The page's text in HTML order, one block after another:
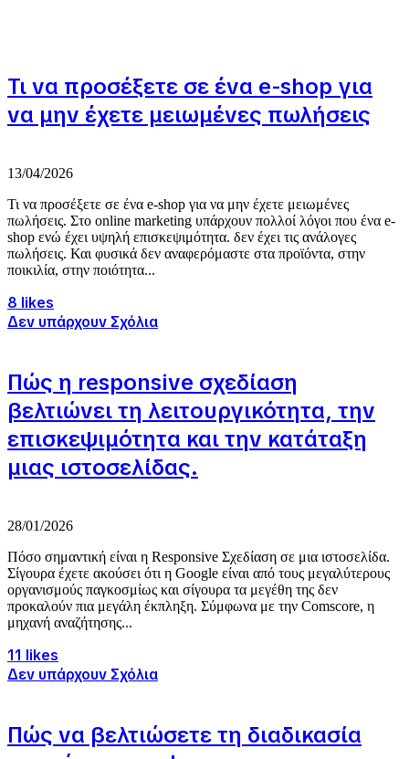
Τι να προσέξετε σε ένα e-shop για
να μην έχετε μειωμένες πωλήσεις
13/04/2026
Τι να προσέξετε σε ένα e-shop για να μην έχετε μειωμένες
πωλήσεις. Στο online marketing υπάρχουν πολλοί λόγοι που ένα e-
shop ενώ έχει υψηλή επισκεψιμότητα. δεν έχει τις ανάλογες
πωλήσεις. Και φυσικά δεν αναφερόμαστε στα προϊόντα, στην
ποικιλία, στην ποιότητα...
8 likes
Δεν υπάρχουν Σχόλια
Πώς η responsive σχεδίαση
βελτιώνει τη λειτουργικότητα, την
επισκεψιμότητα και την κατάταξη
μιας ιστοσελίδας.
28/01/2026
Πόσο σημαντική είναι η Responsive Σχεδίαση σε μια ιστοσελίδα.
Σίγουρα έχετε ακούσει ότι η Google είναι από τους μεγαλύτερους
οργανισμούς παγκοσμίως και σίγουρα τα μεγέθη της δεν
προκαλούν πια μεγάλη έκπληξη. Σύμφωνα με την Comscore, η
μηχανή αναζήτησης...
11 likes
Δεν υπάρχουν Σχόλια
Πώς να βελτιώσετε τη διαδικασία